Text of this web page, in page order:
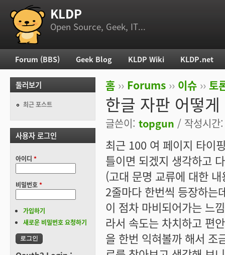
부 메뉴 KLDP
Open Source, Geek, IT...
현재 위치
홈 ›› Forums ›› 이슈 ›› 토
한글 자판 어떻
글쓴이: topgun / 작성시
최근 100 여 페이지 타이
틀이면 되겠지 생각하고
(고대 문명 교류에 대한
2줄마다 한번씩 등장하는
이 점차 마비되어가는 느
라서 속도는 차치하고 편
을 한번 익혀볼까 해서 조
주 메뉴
Forum (BBS) Geek Blog KLDP Wiki KLDP.net
둘러보기
최근 포스트
사용자 로그인
아이디 *
비밀번호*
가입하기
새로운 비밀번호 요청하기